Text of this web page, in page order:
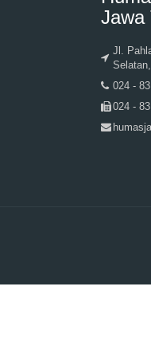
Jawa
Jl.
024 -
024 -